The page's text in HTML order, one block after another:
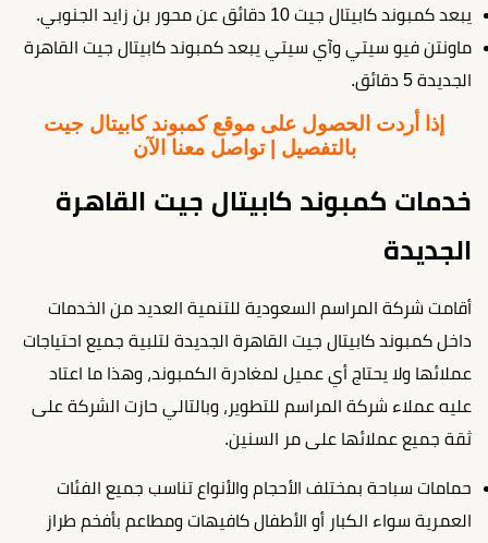
يبعد كمبوند كابيتال جيت 10 دقائق عن محور بن زايد الجنوبي.
ماونتن فيو سيتي وآي سيتي يبعد كمبوند كابيتال جيت القاهرة
الجديدة 5 دقائق.
إذا أردت الحصول على موقع كمبوند كابيتال جيت
بالتفصيل | تواصل معنا الآن
خدمات كمبوند كابيتال جيت القاهرة
الجديدة
أقامت شركة المراسم السعودية للتنمية العديد من الخدمات
داخل كمبوند كابيتال جيت القاهرة الجديدة لتلبية جميع احتياجات
عملائها ولا يحتاج أي عميل لمغادرة الكمبوند، وهذا ما اعتاد
عليه عملاء شركة المراسم للتطوير، وبالتالي حازت الشركة على
ثقة جميع عملائها على مر السنين.
حمامات سباحة بمختلف الأحجام والأنواع تناسب جميع الفئات
العمرية سواء الكبار أو الأطفال كافيهات ومطاعم بأفخم طراز